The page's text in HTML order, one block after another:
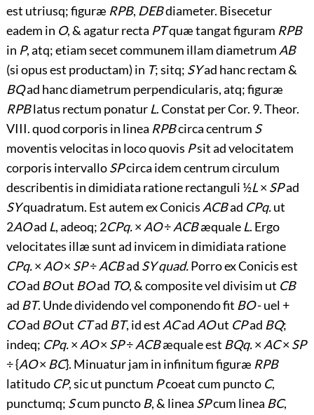
est utriusq; figuræ RPB, DEBdiameter. Bisecetur
eadem in O, & agatur recta PTquæ tangat figuram RPB
in P, atq; etiam secet communem illam diametrumAB
(si opus est productam) in T; sitq; SYad hanc rectam &
BQad hanc diametrum perpendicularis, atq; figuræ
RPBlatus rectum ponaturL. Constat per Cor. 9. Theor.
VIII. quod corporis in linea RPBcirca centrum S
moventis velocitas in loco quovis Psit ad velocitatem
corporis intervalloSPcirca idem centrum circulum
describentis in dimidiata ratione rectanguli ½L× SPad
SYquadratum. Est autem ex ConicisACBad CPq.ut
2AOad L, adeoq; 2CPq.×AO÷ACBæqualeL. Ergo
velocitates illæ sunt ad invicem in dimidiata ratione
CPq.×AO× SP÷ACBad SY quad.Porro ex Conicis est
COad BOut BOad TO, & composite vel divisim ut CB
ad BT. Unde dividendo vel componendo fit BO- uel +
COad BOut CTad BT, id estACadAOut CPad BQ;
indeq; CPq.×AO× SP÷ACBæquale est BQq.×AC× SP
÷ {AO× BC}. Minuatur jam in infinitum figuræ RPB
latitudo CP, sic ut punctum Pcoeat cum puncto C,
punctumq; Scum punctoB, & linea SPcum linea BC,